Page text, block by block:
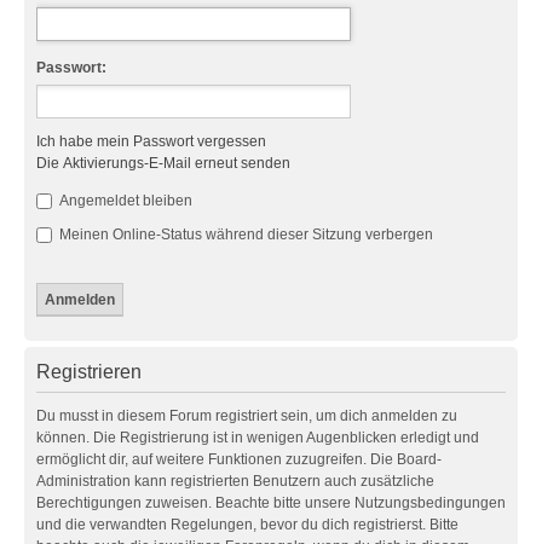
Passwort:
Ich habe mein Passwort vergessen
Die Aktivierungs-E-Mail erneut senden
Angemeldet bleiben
Meinen Online-Status während dieser Sitzung verbergen
Registrieren
Du musst in diesem Forum registriert sein, um dich anmelden zu
können. Die Registrierung ist in wenigen Augenblicken erledigt und
ermöglicht dir, auf weitere Funktionen zuzugreifen. Die Board-
Administration kann registrierten Benutzern auch zusätzliche
Berechtigungen zuweisen. Beachte bitte unsere Nutzungsbedingungen
und die verwandten Regelungen, bevor du dich registrierst. Bitte